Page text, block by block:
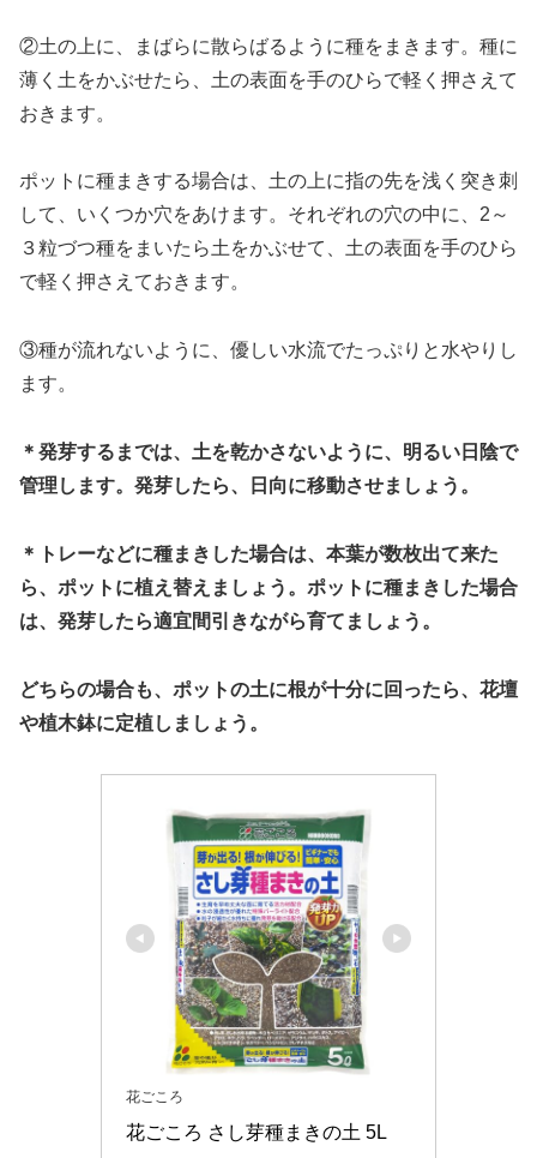
②土の上に、まばらに散らばるように種をまきます。種に
薄く土をかぶせたら、土の表面を手のひらで軽く押さえて
おきます。
ポットに種まきする場合は、土の上に指の先を浅く突き刺
して、いくつか穴をあけます。それぞれの穴の中に、2～
３粒づつ種をまいたら土をかぶせて、土の表面を手のひら
で軽く押さえておきます。
③種が流れないように、優しい水流でたっぷりと水やりし
ます。
＊発芽するまでは、土を乾かさないように、明るい日陰で
管理します。発芽したら、日向に移動させましょう。
＊トレーなどに種まきした場合は、本葉が数枚出て来た
ら、ポットに植え替えましょう。ポットに種まきした場合
は、発芽したら適宜間引きながら育てましょう。
どちらの場合も、ポットの土に根が十分に回ったら、花壇
や植木鉢に定植しましょう。
花ごころ
花ごころ さし芽種まきの土 5L